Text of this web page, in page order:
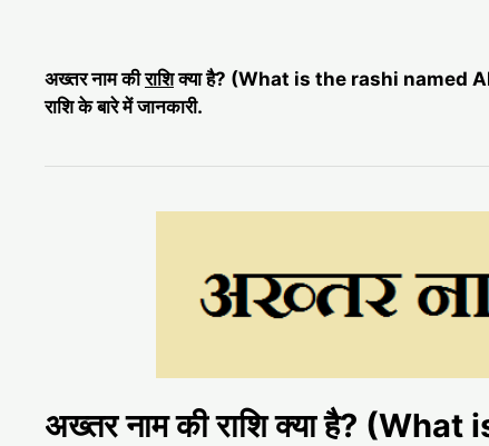
अख्तर नाम कीराशिक्या है? (What is the rashi named
राशि के बारे में जानकारी.
अख्तर नाम की राशि क्या है?